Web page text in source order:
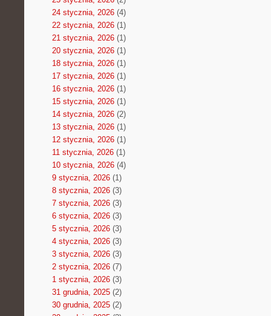
24 stycznia, 2026(4)
22 stycznia, 2026(1)
21 stycznia, 2026(1)
20 stycznia, 2026(1)
18 stycznia, 2026(1)
17 stycznia, 2026(1)
16 stycznia, 2026(1)
15 stycznia, 2026(1)
14 stycznia, 2026(2)
13 stycznia, 2026(1)
12 stycznia, 2026(1)
11 stycznia, 2026(1)
10 stycznia, 2026(4)
9 stycznia, 2026(1)
8 stycznia, 2026(3)
7 stycznia, 2026(3)
6 stycznia, 2026(3)
5 stycznia, 2026(3)
4 stycznia, 2026(3)
3 stycznia, 2026(3)
2 stycznia, 2026(7)
1 stycznia, 2026(3)
31 grudnia, 2025(2)
30 grudnia, 2025(2)